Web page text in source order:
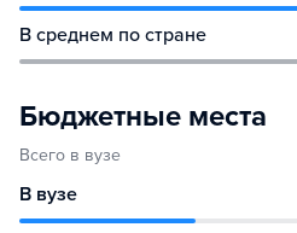
В среднем по стране
Бюджетные места
Всего в вузе
В вузе